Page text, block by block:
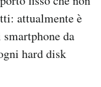
attualmente è
da
hard disk